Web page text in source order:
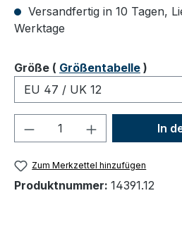
Versandfertig in 10 Tagen,
Werktage
Größeauswählen
( Größentabelle )
Produkt Anzahl: Gib
In
Zum Merkzettel hinzufügen
Produktnummer: 14391.12